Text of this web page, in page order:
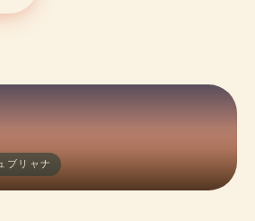
ブリャナ